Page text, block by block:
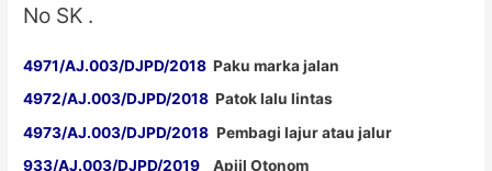
No SK .
4971/AJ.003/DJPD/2018 Paku marka jalan
4972/AJ.003/DJPD/2018 Patok lalu lintas
4973/AJ.003/DJPD/2018 Pembagi lajur atau jalur
933/AJ.003/DJPD/2019 Apiil Otonom